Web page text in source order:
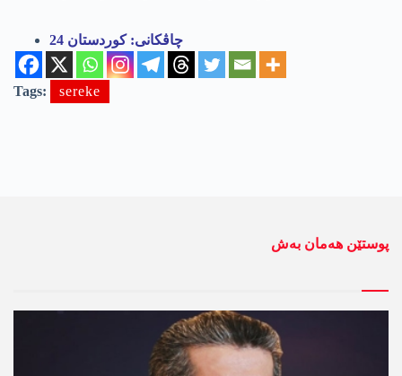
چاڤكانی: كوردستان 24
Tags: sereke
پوستێن ھەمان بەش